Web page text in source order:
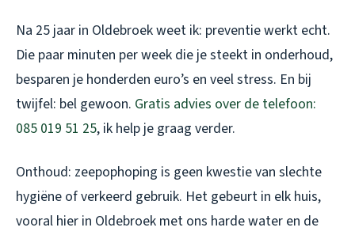
Na 25 jaar in Oldebroek weet ik: preventie werkt echt.
Die paar minuten per week die je steekt in onderhoud,
besparen je honderden euro’s en veel stress. En bij
twijfel: bel gewoon. Gratis advies over de telefoon:
085 019 51 25, ik help je graag verder.
Onthoud: zeepophoping is geen kwestie van slechte
hygiëne of verkeerd gebruik. Het gebeurt in elk huis,
vooral hier in Oldebroek met ons harde water en de